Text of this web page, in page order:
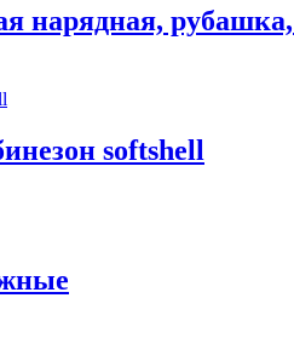
нарядная,
softshell